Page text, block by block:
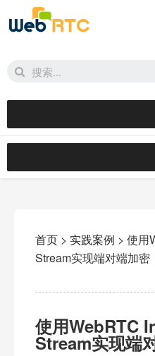
首页 > 实践案例 > 使用
Stream实现端对端加密
使用WebRTC
Stream实现端